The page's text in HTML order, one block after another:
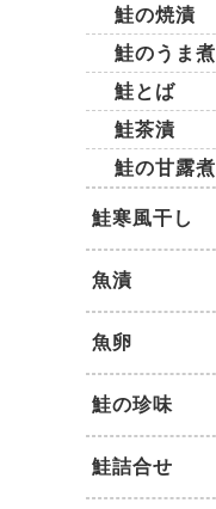
鮭の焼漬
鮭のうま煮
鮭とば
鮭茶漬
鮭の甘露煮
鮭寒風干し
魚漬
魚卵
鮭の珍味
鮭詰合せ